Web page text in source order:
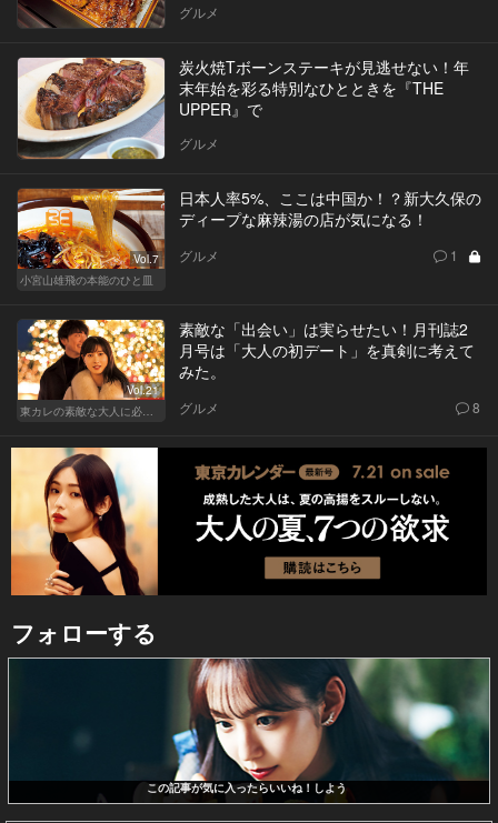
グルメ
炭火焼Tボーンステーキが見逃せない！年
末年始を彩る特別なひとときを『THE
UPPER』で
グルメ
Vol.7
小宮山雄飛の本能のひと皿
日本人率5%、ここは中国か！？新大久保の
ディープな麻辣湯の店が気になる！
グルメ 1
Vol.21
素敵な「出会い」は実らせたい！月刊誌2
月号は「大人の初デート」を真剣に考えて
みた。
グルメ 8
フォローする
この記事が気に入ったらいいね！しよう